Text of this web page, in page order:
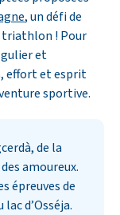
, un défi de
triathlon ! Pour
et
effort et esprit
sportive.
de la
amoureux.
épreuves de
d’Osséja.